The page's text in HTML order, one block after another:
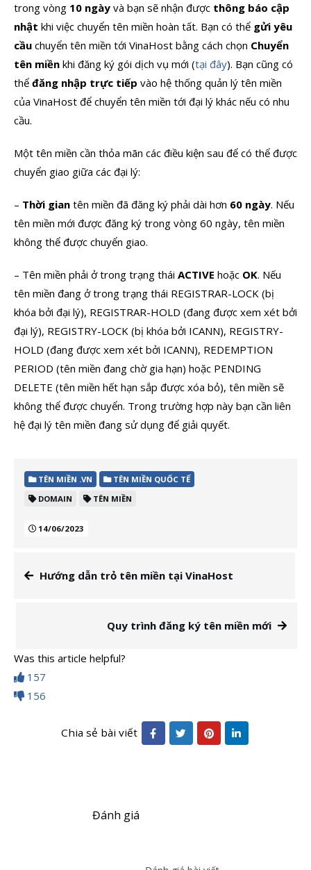
trong vòng 10 ngày và bạn sẽ nhận được thông báo cập
nhật khi việc chuyển tên miền hoàn tất. Bạn có thể gửi yêu
cầu chuyển tên miền tới VinaHost bằng cách chọn Chuyển
tên miền khi đăng ký gói dịch vụ mới (tại đây). Bạn cũng có
thể đăng nhập trực tiếp vào hệ thống quản lý tên miền
của VinaHost để chuyển tên miền tới đại lý khác nếu có nhu
cầu.
Một tên miền cần thỏa mãn các điều kiện sau để có thể được
chuyển giao giữa các đại lý:
– Thời gian tên miền đã đăng ký phải dài hơn 60 ngày. Nếu
tên miền mới được đăng ký trong vòng 60 ngày, tên miền
không thể được chuyển giao.
– Tên miền phải ở trong trạng thái ACTIVE hoặc OK. Nếu
tên miền đang ở trong trạng thái REGISTRAR-LOCK (bị
khóa bởi đại lý), REGISTRAR-HOLD (đang được xem xét bởi
đại lý), REGISTRY-LOCK (bị khóa bởi ICANN), REGISTRY-
HOLD (đang được xem xét bởi ICANN), REDEMPTION
PERIOD (tên miền đang chờ gia hạn) hoặc PENDING
DELETE (tên miền hết hạn sắp được xóa bỏ), tên miền sẽ
không thể được chuyển. Trong trường hợp này bạn cần liên
hệ đại lý tên miền đang sử dụng để giải quyết.
TÊN MIỀN .VN
TÊN MIỀN QUỐC TẾ
DOMAIN
TÊN MIỀN
14/06/2023
Hướng dẫn trỏ tên miền tại VinaHost
Quy trình đăng ký tên miền mới
Was this article helpful?
157
156
Chia sẻ bài viết
Đánh giá